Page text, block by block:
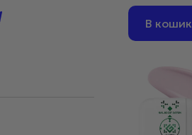
мл
В кошик